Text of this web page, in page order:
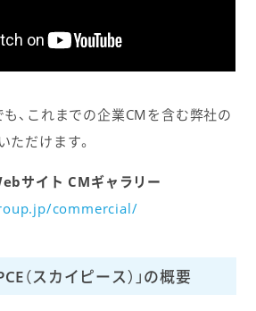
、これまでの企業CMを含む弊社の
ただけます。
サイト CMギャラリー
commercial/
（スカイピース）」の概要